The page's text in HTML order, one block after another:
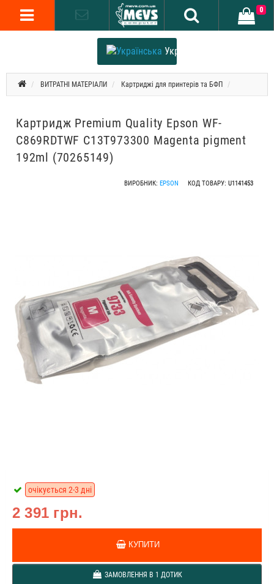
Українська
0
ВИТРАТНІ МАТЕРІАЛИ Картриджі для принтерів та БФП
Картридж Premium Quality Epson WF-
C869RDTWF C13T973300 Magenta pigment
192ml (70265149)
ВИРОБНИК: EPSON КОД ТОВАРУ: U1141453
2 391 грн.
очікується 2-3 дні
КУПИТИ
ЗАМОВЛЕННЯ В 1 ДОТИК